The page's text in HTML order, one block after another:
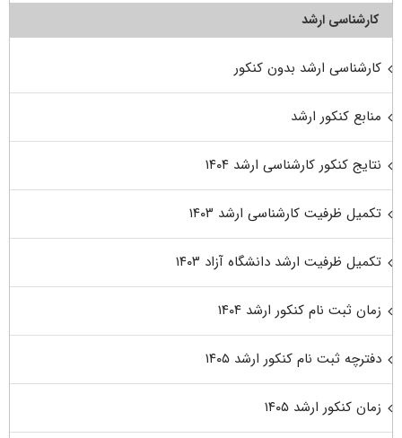
کارشناسی ارشد
کارشناسی ارشد بدون کنکور
منابع کنکور ارشد
نتایج کنکور کارشناسی ارشد ۱۴۰۴
تکمیل ظرفیت کارشناسی ارشد ۱۴۰۳
تکمیل ظرفیت ارشد دانشگاه آزاد ۱۴۰۳
زمان ثبت نام کنکور ارشد ۱۴۰۴
دفترچه ثبت نام کنکور ارشد ۱۴۰۵
زمان کنکور ارشد ۱۴۰۵